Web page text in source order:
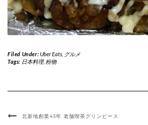
Filed Under:Uber Eats, グルメ
Tags: 日本料理, 粉物
北新地創業43年 老舗喫茶グリンピース